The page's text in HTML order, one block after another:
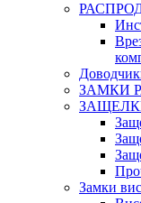
ЗАМКИ
Замки